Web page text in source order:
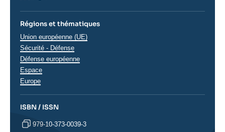
Régions et thématiques
Thématiques
analyses
Union européenne (UE)
Sécurité - Défense
Défense européenne
Espace
Régions
Europe
ISBN / ISSN
979-10-373-0039-3